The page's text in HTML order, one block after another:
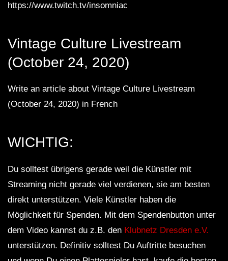
https://www.twitch.tv/insomniac
Vintage Culture Livestream
(October 24, 2020)
Write an article about Vintage Culture Livestream
(October 24, 2020) in French
WICHTIG:
Du solltest übrigens gerade weil die Künstler mit
Streaming nicht gerade viel verdienen, sie am besten
direkt unterstützen. Viele Künstler haben die
Möglichkeit für Spenden. Mit dem Spendenbutton unter
dem Video kannst du z.B. den Klubnetz Dresden e.V.
unterstützen. Definitiv solltest Du Auftritte besuchen